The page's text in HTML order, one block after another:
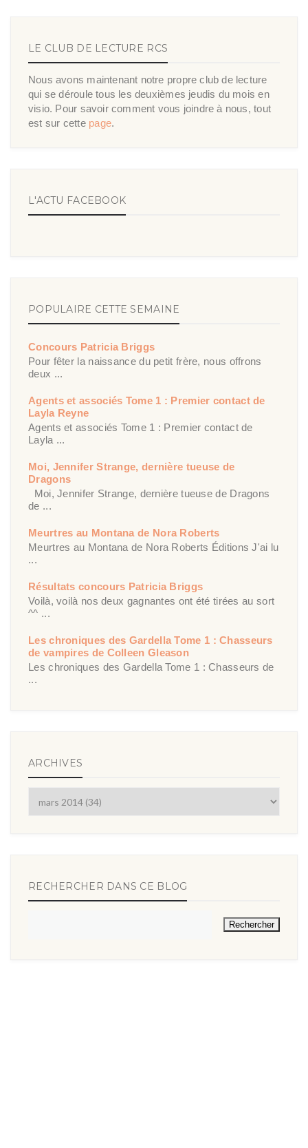
LE CLUB DE LECTURE RCS
Nous avons maintenant notre propre club de lecture
qui se déroule tous les deuxièmes jeudis du mois en
visio. Pour savoir comment vous joindre à nous, tout
est sur cette page.
L'ACTU FACEBOOK
POPULAIRE CETTE SEMAINE
Concours Patricia Briggs
Pour fêter la naissance du petit frère, nous offrons
deux ...
Agents et associés Tome 1 : Premier contact de
Layla Reyne
Agents et associés Tome 1 : Premier contact de
Layla ...
Moi, Jennifer Strange, dernière tueuse de
Dragons
Moi, Jennifer Strange, dernière tueuse de Dragons
de ...
Meurtres au Montana de Nora Roberts
Meurtres au Montana de Nora Roberts Éditions J'ai lu
...
Résultats concours Patricia Briggs
Voilà, voilà nos deux gagnantes ont été tirées au sort
^^ ...
Les chroniques des Gardella Tome 1 : Chasseurs
de vampires de Colleen Gleason
Les chroniques des Gardella Tome 1 : Chasseurs de
...
ARCHIVES
RECHERCHER DANS CE BLOG